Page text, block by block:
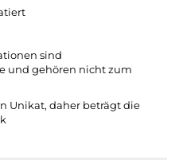
sind
und gehören nicht zum
Unikat, daher beträgt die